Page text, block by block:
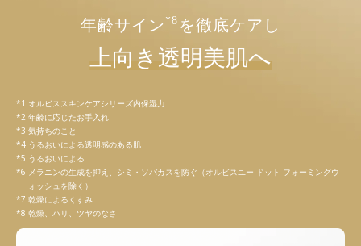
年齢サイン *8 を徹底ケアし
上向き透明美肌へ
オルビススキンケアシリーズ内保湿力
年齢に応じたお手入れ
気持ちのこと
うるおいによる透明感のある肌
うるおいによる
メラニンの生成を抑え、シミ・ソバカスを防ぐ（オルビスユー ドット フォーミングウ
ォッシュを除く）
乾燥によるくすみ
乾燥、ハリ、ツヤのなさ